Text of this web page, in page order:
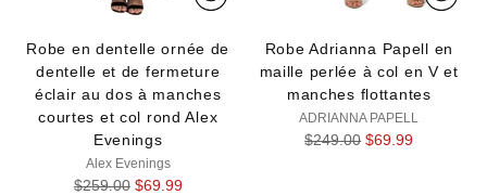
Robe en dentelle ornée de
dentelle et de fermeture
éclair au dos à manches
courtes et col rond Alex
Evenings
Alex Evenings
Prix
$259.00 $69.99
Robe Adrianna Papell en
maille perlée à col en V et
manches flottantes
ADRIANNA PAPELL
Prix
$249.00 $69.99